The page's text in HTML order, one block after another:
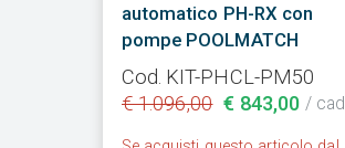
automatico PH-RX con
pompe POOLMATCH
Cod. KIT-PHCL-PM50
€ 1.096,00 € 843,00 / cad.